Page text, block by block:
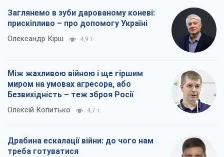
Заглянемо в зуби дарованому коневі:
прискіпливо – про допомогу Україні
Олександр Кірш 4,9 т.
Між жахливою війною і ще гіршим
миром на умовах агресора, або
Безвихідність – теж зброя Росії
Олексій Копитько 4,7 т.
Драбина ескалації війни: до чого нам
треба готуватися